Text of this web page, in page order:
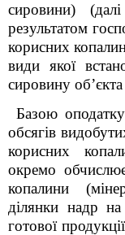
сировини)
результатом
корисних
види якої
сировину
Базою
обсягів
корисних
окремо
копалини
ділянки надр
готової